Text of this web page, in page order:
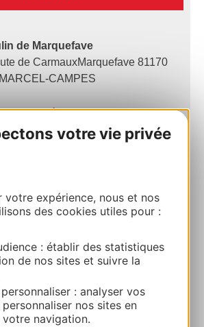
votre vie privée
votre expérience, nous et nos
des cookies utiles pour :
: établir des statistiques
de nos sites et suivre la
: analyser vos
nos sites en
navigation.
de Marquefave
de CarmauxMarquefave 81170
CAMPES
votre itinéraire